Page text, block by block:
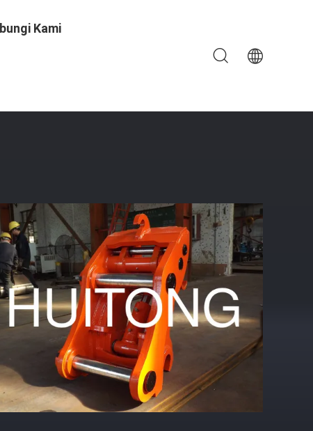
Kami